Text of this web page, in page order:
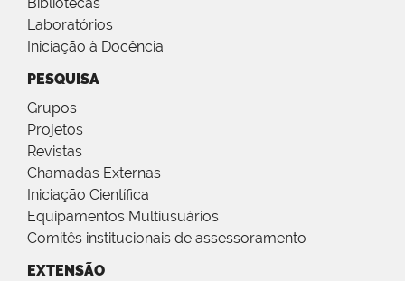
Laboratórios
Iniciação à Docência
PESQUISA
Grupos
Projetos
Revistas
Chamadas Externas
Iniciação Científica
Equipamentos Multiusuários
Comitês institucionais de assessoramento
EXTENSÃO